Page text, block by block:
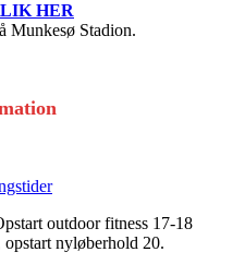
HER
Munkesø Stadion.
outdoor fitness 17-18
nyløberhold 20.